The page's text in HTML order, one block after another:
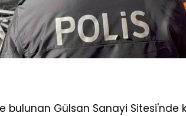
bulunan Gülsan Sanayi Sitesi'nde